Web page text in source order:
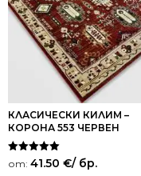
КЛАСИЧЕСКИ КИЛИМ –
КОРОНА 553 ЧЕРВЕН
Оценено на
5.00
от: 41.50 €/ бр.